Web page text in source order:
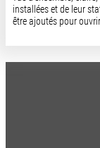
installées et de leur
être ajoutés pour